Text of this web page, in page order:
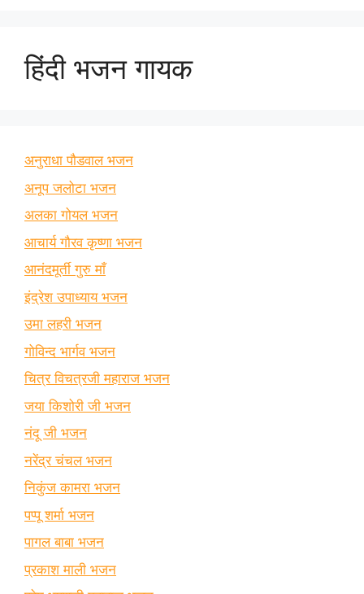
हिंदी भजन गायक
अनुराधा पौडवाल भजन
अनूप जलोटा भजन
अलका गोयल भजन
आचार्य गौरव कृष्णा भजन
आनंदमूर्ती गुरु माँ
इंद्रेश उपाध्याय भजन
उमा लहरी भजन
गोविन्द भार्गव भजन
चित्र विचत्रजी महाराज भजन
जया किशोरी जी भजन
नंदू जी भजन
नरेंद्र चंचल भजन
निकुंज कामरा भजन
पप्पू शर्मा भजन
पागल बाबा भजन
प्रकाश माली भजन